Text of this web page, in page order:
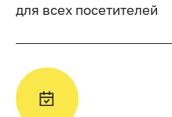
для всех посетителей